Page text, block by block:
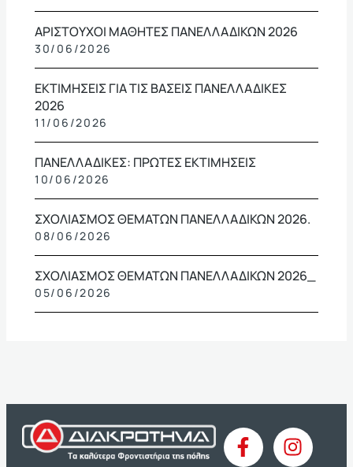
ΑΡΙΣΤΟΥΧΟΙ ΜΑΘΗΤΕΣ ΠΑΝΕΛΛΑΔΙΚΩΝ 2026
30/06/2026
ΕΚΤΙΜΗΣΕΙΣ ΓΙΑ ΤΙΣ ΒΑΣΕΙΣ ΠΑΝΕΛΛΑΔΙΚΕΣ
2026
11/06/2026
ΠΑΝΕΛΛΑΔΙΚΕΣ: ΠΡΩΤΕΣ ΕΚΤΙΜΗΣΕΙΣ
10/06/2026
ΣΧΟΛΙΑΣΜΟΣ ΘΕΜΑΤΩΝ ΠΑΝΕΛΛΑΔΙΚΩΝ 2026.
08/06/2026
ΣΧΟΛΙΑΣΜΟΣ ΘΕΜΑΤΩΝ ΠΑΝΕΛΛΑΔΙΚΩΝ 2026_
05/06/2026